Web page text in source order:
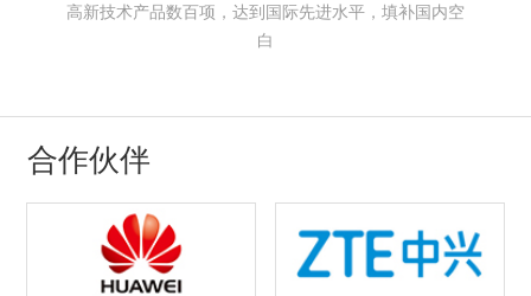
高新技术产品数百项，达到国际先进水平，填补国内空
白
合作伙伴